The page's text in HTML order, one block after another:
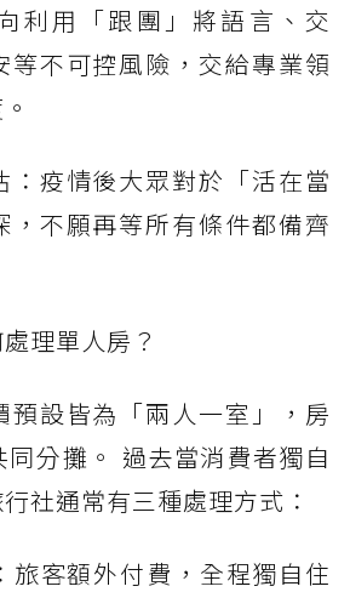
利用「跟團」將語言、交
等不可控風險，交給專業領
：疫情後大眾對於「活在當
，不願再等所有條件都備齊
理單人房？
預設皆為「兩人一室」，房
分攤。 過去當消費者獨自
社通常有三種處理方式：
旅客額外付費，全程獨自住